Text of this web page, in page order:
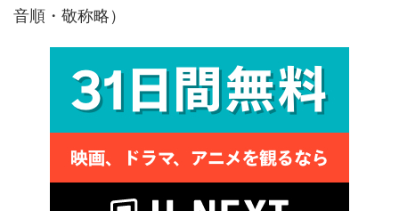
音順・敬称略）